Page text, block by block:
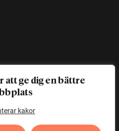
att ge dig en bättre
kakor